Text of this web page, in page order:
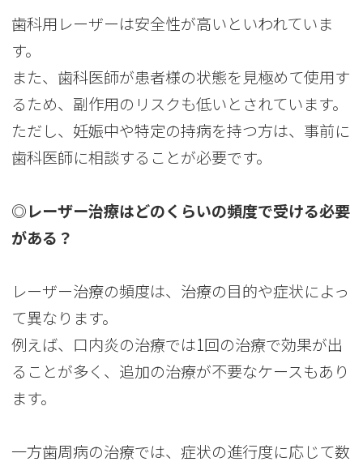
歯科用レーザーは安全性が高いといわれていま
す。
また、歯科医師が患者様の状態を見極めて使用す
るため、副作用のリスクも低いとされています。
ただし、妊娠中や特定の持病を持つ方は、事前に
歯科医師に相談することが必要です。
◎レーザー治療はどのくらいの頻度で受ける必要
がある？
レーザー治療の頻度は、治療の目的や症状によっ
て異なります。
例えば、口内炎の治療では1回の治療で効果が出
ることが多く、追加の治療が不要なケースもあり
ます。
一方歯周病の治療では、症状の進行度に応じて数